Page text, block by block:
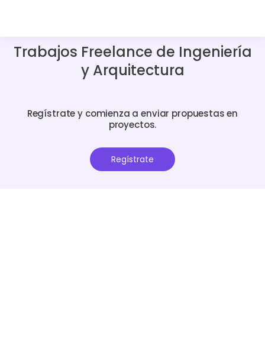
Trabajos Freelance de Ingeniería
y Arquitectura
Regístrate y comienza a enviar propuestas en
proyectos.
Regístrate